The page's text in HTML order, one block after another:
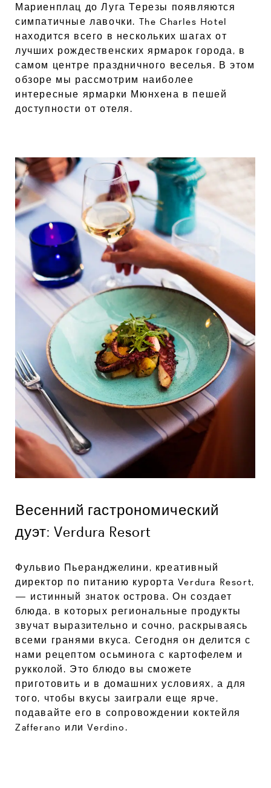
Мариенплац до Луга Терезы появляются
симпатичные лавочки. The Charles Hotel
находится всего в нескольких шагах от
лучших рождественских ярмарок города, в
самом центре праздничного веселья. В этом
обзоре мы рассмотрим наиболее
интересные ярмарки Мюнхена в пешей
доступности от отеля.
Весенний гастрономический
дуэт: Verdura Resort
Фульвио Пьеранджелини, креативный
директор по питанию курорта Verdura Resort,
— истинный знаток острова. Он создает
блюда, в которых региональные продукты
звучат выразительно и сочно, раскрываясь
всеми гранями вкуса. Сегодня он делится с
нами рецептом осьминога с картофелем и
рукколой. Это блюдо вы сможете
приготовить и в домашних условиях, а для
того, чтобы вкусы заиграли еще ярче,
подавайте его в сопровождении коктейля
Zafferano или Verdino.